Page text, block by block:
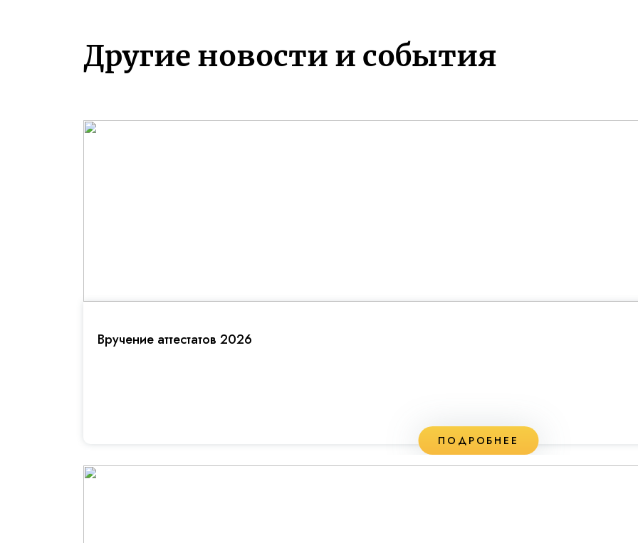
Другие новости и события
Вручение аттестатов 2026
ПОДРОБНЕЕ